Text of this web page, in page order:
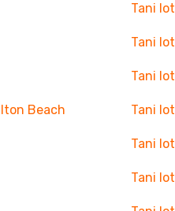
Tani
Tani
Tani
Beach Tani
Tani
Tani